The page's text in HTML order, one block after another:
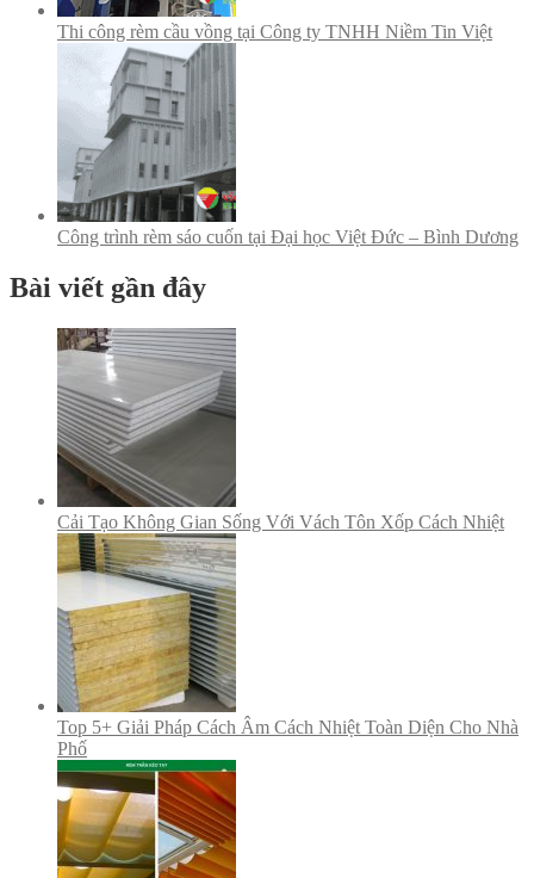
Thi công rèm cầu vồng tại Công ty TNHH Niềm Tin Việt
Công trình rèm sáo cuốn tại Đại học Việt Đức – Bình Dương
Bài viết gần đây
Cải Tạo Không Gian Sống Với Vách Tôn Xốp Cách Nhiệt
Top 5+ Giải Pháp Cách Âm Cách Nhiệt Toàn Diện Cho Nhà
Phố